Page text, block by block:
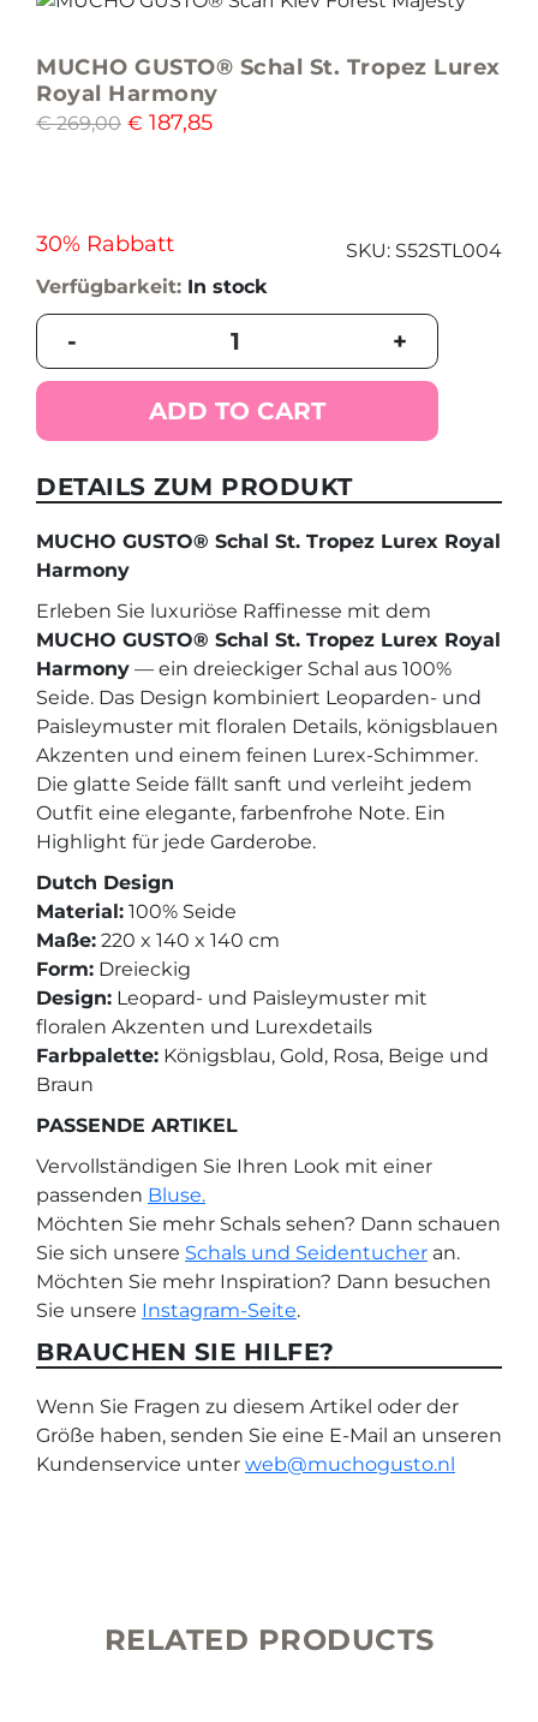
MUCHO GUSTO® Schal St. Tropez Lurex
Royal Harmony
€269,00 € 187,85
30% Rabbatt SKU: S52STL004
Verfügbarkeit: In stock
-
Schal
Tropez
Lurex
Royal
Harmony
+
ADD TO CART
DETAILS ZUM PRODUKT
MUCHO GUSTO® Schal St. Tropez Lurex Royal
Harmony
Erleben Sie luxuriöse Raffinesse mit dem
MUCHO GUSTO® Schal St. Tropez Lurex Royal
Harmony — ein dreieckiger Schal aus 100%
Seide. Das Design kombiniert Leoparden- und
Paisleymuster mit floralen Details, königsblauen
Akzenten und einem feinen Lurex-Schimmer.
Die glatte Seide fällt sanft und verleiht jedem
Outfit eine elegante, farbenfrohe Note. Ein
Highlight für jede Garderobe.
Dutch Design
Material: 100% Seide
Maße: 220 x 140 x 140 cm
Form: Dreieckig
Design: Leopard- und Paisleymuster mit
floralen Akzenten und Lurexdetails
Farbpalette: Königsblau, Gold, Rosa, Beige und
Braun
PASSENDE ARTIKEL
Vervollständigen Sie Ihren Look mit einer
passenden Bluse.
Möchten Sie mehr Schals sehen? Dann schauen
Sie sich unsere Schals und Seidentucher an.
Möchten Sie mehr Inspiration? Dann besuchen
Sie unsere Instagram-Seite.
BRAUCHEN SIE HILFE?
Wenn Sie Fragen zu diesem Artikel oder der
Größe haben, senden Sie eine E-Mail an unseren
Kundenservice unter web@muchogusto.nl
RELATED PRODUCTS